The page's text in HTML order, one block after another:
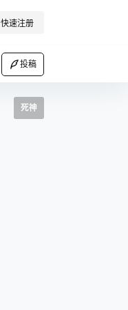
快速注册
投稿
死神